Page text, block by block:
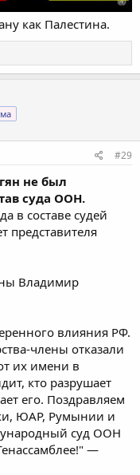
как Палестина.
#29
не был
суда ООН.
в составе судей
представителя
Владимир
влияния РФ.
члены отказали
их имени в
кто разрушает
его. Поздравляем
ЮАР, Румынии и
суд ООН
—